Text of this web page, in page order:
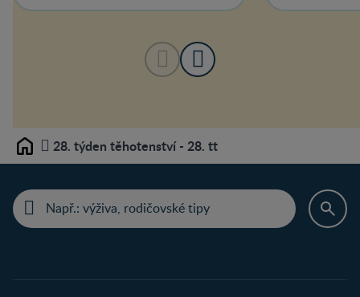
Home 28. týden těhotenství - 28. tt